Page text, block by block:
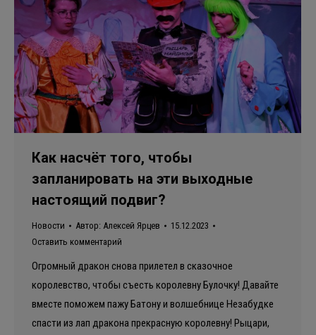
Как насчёт того, чтобы
запланировать на эти выходные
настоящий подвиг?
Новости Автор: Алексей Ярцев
15.12.2023
Оставить комментарий
Огромный дракон снова прилетел в сказочное
королевство, чтобы съесть королевну Булочку! Давайте
вместе поможем пажу Батону и волшебнице Незабудке
спасти из лап дракона прекрасную королевну! Рыцари,